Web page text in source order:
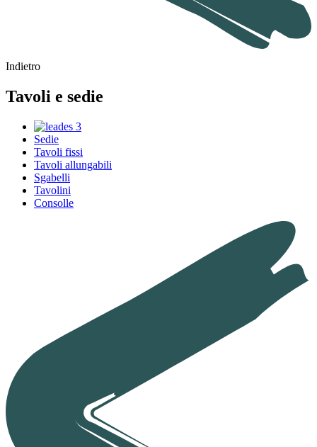
Indietro
Tavoli e sedie
Sedie
Tavoli fissi
Tavoli allungabili
Sgabelli
Tavolini
Consolle